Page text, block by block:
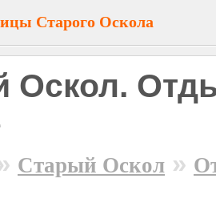
Старого Оскола
Оскол.
Старый Оскол »